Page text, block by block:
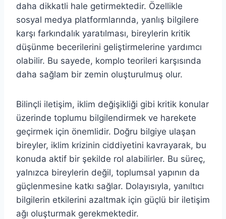
daha dikkatli hale getirmektedir. Özellikle
sosyal medya platformlarında, yanlış bilgilere
karşı farkındalık yaratılması, bireylerin kritik
düşünme becerilerini geliştirmelerine yardımcı
olabilir. Bu sayede, komplo teorileri karşısında
daha sağlam bir zemin oluşturulmuş olur.
Bilinçli iletişim, iklim değişikliği gibi kritik konular
üzerinde toplumu bilgilendirmek ve harekete
geçirmek için önemlidir. Doğru bilgiye ulaşan
bireyler, iklim krizinin ciddiyetini kavrayarak, bu
konuda aktif bir şekilde rol alabilirler. Bu süreç,
yalnızca bireylerin değil, toplumsal yapının da
güçlenmesine katkı sağlar. Dolayısıyla, yanıltıcı
bilgilerin etkilerini azaltmak için güçlü bir iletişim
ağı oluşturmak gerekmektedir.